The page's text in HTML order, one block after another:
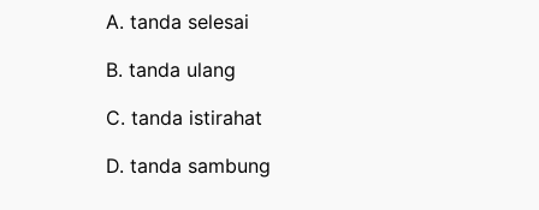
A. tanda selesai
B. tanda ulang
C. tanda istirahat
D. tanda sambung